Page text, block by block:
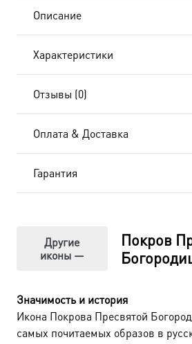
Описание
Характеристики
Отзывы (0)
Оплата & Доставка
Гарантия
Другие
иконы —
Покров
Значимость и история
Икона Покрова Пресвятой
самых почитаемых образов в